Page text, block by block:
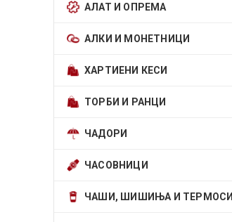
АЛАТ И ОПРЕМА
АЛКИ И МОНЕТНИЦИ
ХАРТИЕНИ КЕСИ
ТОРБИ И РАНЦИ
ЧАДОРИ
ЧАСОВНИЦИ
ЧАШИ, ШИШИЊА И ТЕРМОСИ